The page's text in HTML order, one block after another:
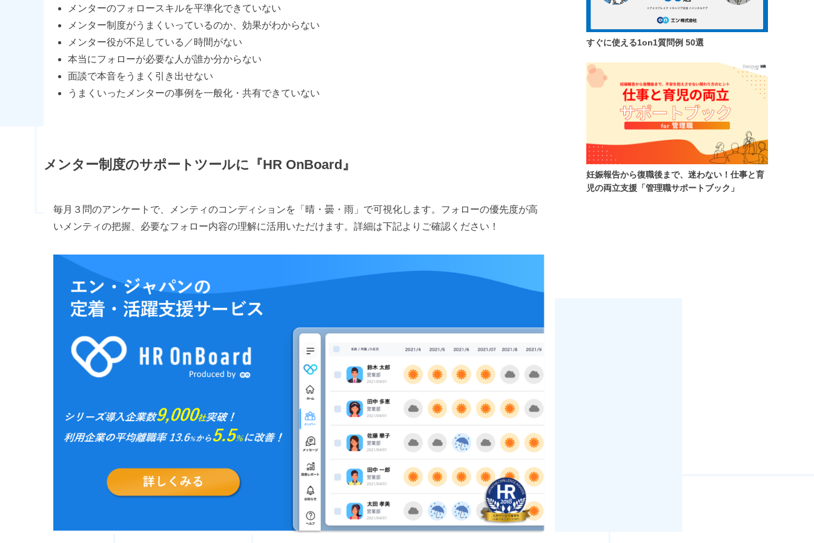
メンターのフォロースキルを平準化できていない
メンター制度がうまくいっているのか、効果がわからない
メンター役が不足している／時間がない
本当にフォローが必要な人が誰か分からない
面談で本音をうまく引き出せない
うまくいったメンターの事例を一般化・共有できていない
メンター制度のサポートツールに『HR OnBoard』
毎月３問のアンケートで、メンティのコンディションを「晴・曇・雨」で可視化します。フォローの優先度が高
いメンティの把握、必要なフォロー内容の理解に活用いただけます。詳細は下記よりご確認ください！
すぐに使える1on1質問例 50選
妊娠報告から復職後まで、迷わない！仕事と育
児の両立支援「管理職サポートブック」